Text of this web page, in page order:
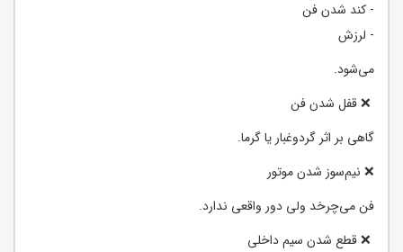
- کند شدن فن
- لرزش
می‌شود.
❌ قفل شدن فن
گاهی بر اثر گردوغبار یا گرما.
❌ نیم‌سوز شدن موتور
فن می‌چرخد ولی دور واقعی ندارد.
❌ قطع شدن سیم داخلی